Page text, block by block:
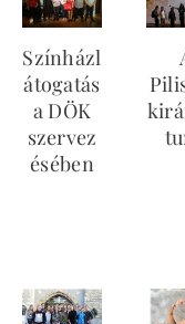
Színházl
átogatás
a DÖK
szervez
ésében